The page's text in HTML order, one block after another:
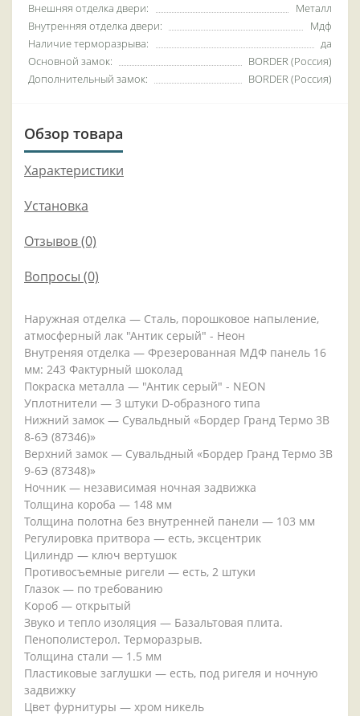
Внешняя отделка двери:
Металл
Внутренняя отделка двери:
Мдф
Наличие терморазрыва:
да
Основной замок:
BORDER (Россия)
Дополнительный замок:
BORDER (Россия)
Обзор товара
Характеристики
Установка
Отзывов (0)
Вопросы (0)
Наружная отделка — Сталь, порошковое напыление,
атмосферный лак "Антик серый" - Неон
Внутреняя отделка — Фрезерованная МДФ панель 16
мм: 243 Фактурный шоколад
Покраска металла — "Антик серый" - NEON
Уплотнители — 3 штуки D-образного типа
Нижний замок — Сувальдный «Бордер Гранд Термо 3В
8-6Э (87346)»
Верхний замок — Сувальдный «Бордер Гранд Термо 3В
9-6Э (87348)»
Ночник — независимая ночная задвижка
Толщина короба — 148 мм
Толщина полотна без внутренней панели — 103 мм
Регулировка притвора — есть, эксцентрик
Цилиндр — ключ вертушок
Противосъемные ригели — есть, 2 штуки
Глазок — по требованию
Короб — открытый
Звуко и тепло изоляция — Базальтовая плита.
Пенополистерол. Терморазрыв.
Толщина стали — 1.5 мм
Пластиковые заглушки — есть, под ригеля и ночную
задвижку
Цвет фурнитуры — хром никель